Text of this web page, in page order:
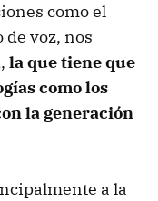
como el
voz, nos
, la que tiene que
como los
la generación
a la